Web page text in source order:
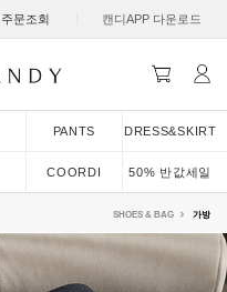
주문조회 캔디APP 다운로드
PANTS DRESS&SKIRT
COORDI 50% 반값세일
SHOES & BAG 가방